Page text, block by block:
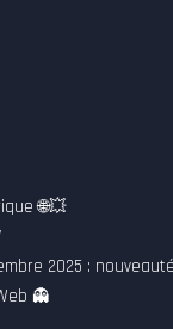
🌐💥
2025 :
👻